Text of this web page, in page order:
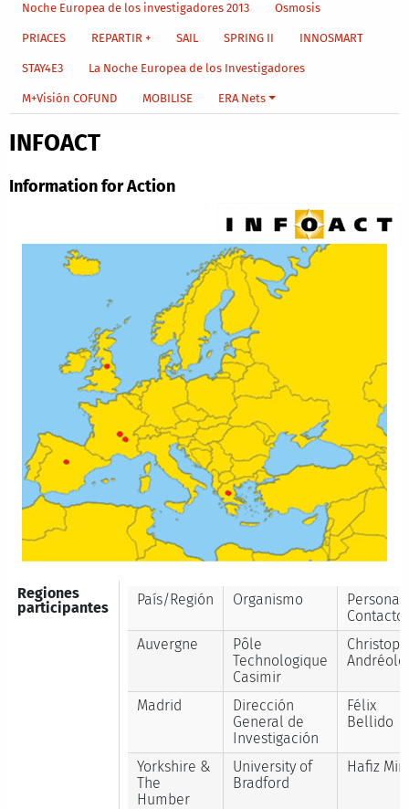
Noche Europea de los investigadores 2013 Osmosis
PRIACES REPARTIR + SAIL SPRING II INNOSMART
STAY4E3 La Noche Europea de los Investigadores
M+Visión COFUND MOBILISE ERA Nets
INFOACT
Information for Action
Regiones
participantes
País/Región Organismo
Persona
Contacto
Auvergne
Pôle
Technologique
Casimir
Madrid
Dirección
General de
Investigación
Félix
Bellido
Yorkshire &
The
Humber
University of
Bradford
Hafiz